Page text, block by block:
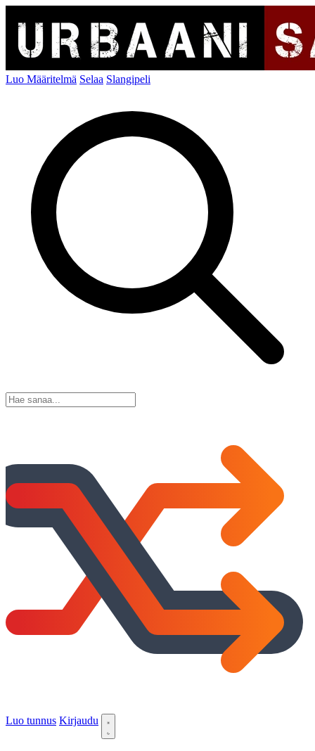
Luo Määritelmä Selaa Slangipeli
Luo tunnus Kirjaudu